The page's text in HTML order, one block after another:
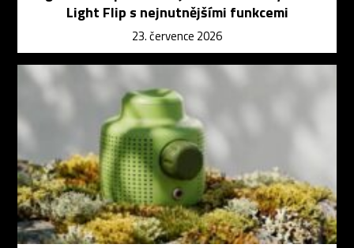
Light Flip s nejnutnějšími funkcemi
23. července 2026